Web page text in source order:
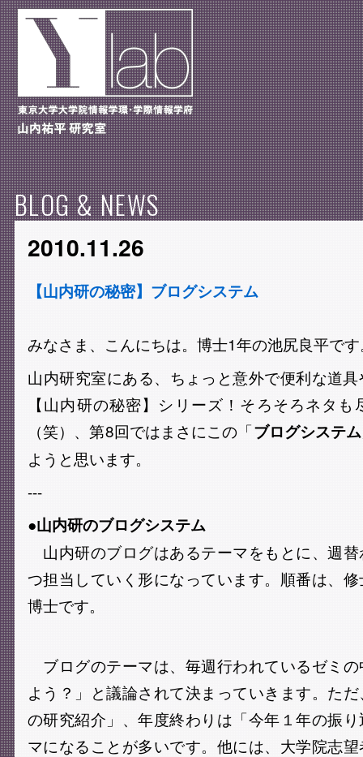
BLOG & NEWS
2010.11.26
【山内研の秘密】ブログシステム
みなさま、こんにちは。博士1年の池尻良平で
山内研究室にある、ちょっと意外で便利な道
【山内研の秘密】シリーズ！そろそろネタ
（笑）、 第8回ではまさにこの「ブログシステム
ようと思います。
---
●山内研のブログシステム
山内研のブログはあるテーマをもとに、週
つ担当していく形になっています。順番は、
博士です。
ブログのテーマは、毎週行われているゼミ
よう？」と議論されて決まっていきます。た
の研究紹介」、年度終わりは「今年１年の振
マになることが多いです。他には、大学院志